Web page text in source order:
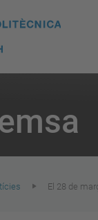
El 28 de